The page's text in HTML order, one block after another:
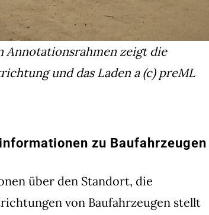
Annotationsrahmen zeigt die
und das Laden a(c) preML
zu Baufahrzeugen
über den Standort, die
von Baufahrzeugen stellt